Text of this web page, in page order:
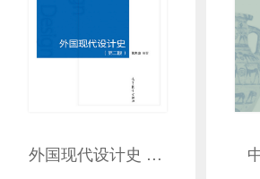
外国现代设计史 第二版